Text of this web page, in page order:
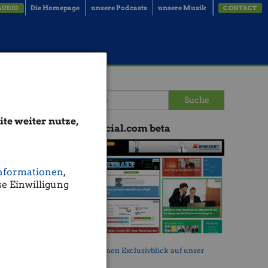
weiter nutze,
,
Einwilligung
Die Homepage unsere Podcasts unsere Musik CONTACT
Suche
boerse-social.com beta
Werfen Sie einen Exclusivblick auf unser